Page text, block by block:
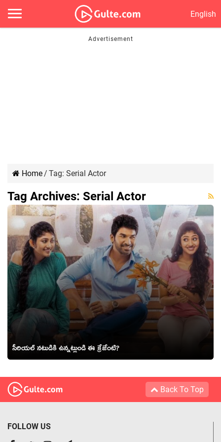
English
Home/ Tag: Serial Actor
Tag Archives: Serial Actor
సీరియల్ నటుడికి ఉన్నట్లుండి ఈ క్రేజేంటి?
Back To Top
FOLLOW US